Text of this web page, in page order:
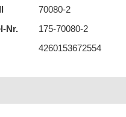
70080-2
Nr.
175-70080-2
4260153672554